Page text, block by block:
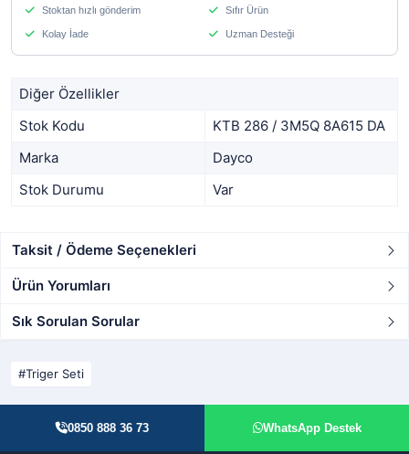
Stoktan hızlı gönderim Sıfır Ürün
Kolay İade Uzman Desteği
Diğer Özellikler
Stok Kodu
KTB 286 / 3M5Q 8A615 DA
Marka
Dayco
Stok Durumu
Var
Taksit / Ödeme Seçenekleri
Ürün Yorumları
Sık Sorulan Sorular
Triger Seti
0850 888 36 73 WhatsApp Destek